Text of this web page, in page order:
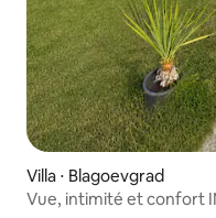
Villa ⋅ Blagoevgrad
Vue, intimité et confort